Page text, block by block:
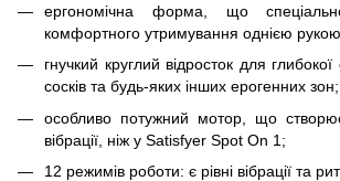
ергономічна форма, що
комфортного утримування однією
гнучкий круглий відросток для глибокої
сосків та будь-яких інших ерогенних зон;
особливо потужний мотор, що
вібрації, ніж у Satisfyer Spot On 1;
12 режимів роботи: є рівні вібрації та